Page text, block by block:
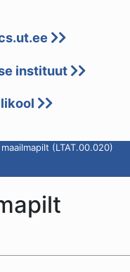
instituut
(LTAT.00.020)